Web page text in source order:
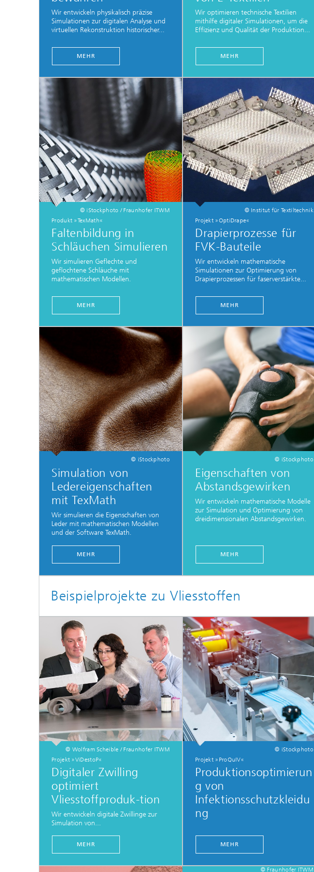
Wir entwickeln physikalisch präzise
Simulationen zur digitalen Analyse und
virtuellen Rekonstruktion historischer...
MEHR
Wir optimieren technische Textilien
mithilfe digitaler Simulationen, um die
Effizienz und Qualität der Produktion...
MEHR
© iStockphoto / Fraunhofer ITWM
Produkt »TexMath«
Faltenbildung in
Schläuchen Simulieren
Wir simulieren Geflechte und
geflochtene Schläuche mit
mathematischen Modellen.
MEHR
© Institut für Textiltechnik
Projekt »OptiDrape«
Drapierprozesse für
FVK-Bauteile
Wir entwickeln mathematische
Simulationen zur Optimierung von
Drapierprozessen für faserverstärkte...
MEHR
© iStockphoto
Simulation von
Ledereigenschaften
mit TexMath
Wir simulieren die Eigenschaften von
Leder mit mathematischen Modellen
und der Software TexMath.
MEHR
© iStockphoto
Eigenschaften von
Abstandsgewirken
Wir entwickeln mathematische Modelle
zur Simulation und Optimierung von
dreidimensionalen Abstandsgewirken.
MEHR
Beispielprojekte zu Vliesstoffen
© Wolfram Scheible / Fraunhofer ITWM
Projekt »ViDestoP«
Digitaler Zwilling
optimiert
Vliesstoffproduk-tion
Wir entwickeln digitale Zwillinge zur
Simulation von...
MEHR
© iStockphoto
Projekt »ProQuIV«
Produktionsoptimierun
g von
Infektionsschutzkleidu
ng
MEHR
© Fraunhofer ITWM